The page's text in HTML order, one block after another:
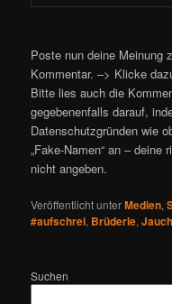
Poste nun deine Meinung
Kommentar. –> Klicke
Bitte lies auch die
gegebenenfalls darauf,
Datenschutzgründen wie
„Fake-Namen“ an –
nicht angeben.
Veröffentlicht unterMedien,
#aufschrei, Brüderle,Jauch
Suchen